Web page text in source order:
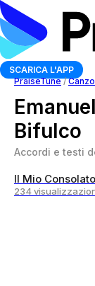
SCARICA L'APP
PraiseTune /
Bifulco
Accordi e testi
Il Mio
234